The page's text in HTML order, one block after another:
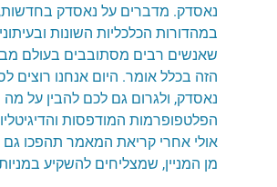
נאסדק. מדברים על נאסדק בחדשות,
במהדורות הכלכליות השונות
שאנשים רבים מסתובבים בעולם
הזה בכלל אומר. היום אנחנו רוצים
נאסדק, ולגרום גם לכם להבין על
הפלטפופרמות המודפסות
אולי אחרי קריאת המאמר תהפכו
מן המניין, שמצליחים להשקיע